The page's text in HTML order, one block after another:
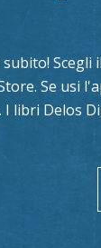
Se usi
libri Delos